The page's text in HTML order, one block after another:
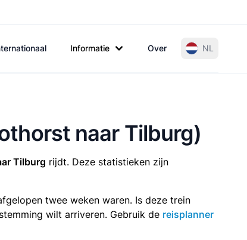
Informatie Over NL
naar Tilburg)
Tilburg rijdt. Deze statistieken zijn
twee weken waren. Is deze trein
wilt arriveren. Gebruik de reisplanner